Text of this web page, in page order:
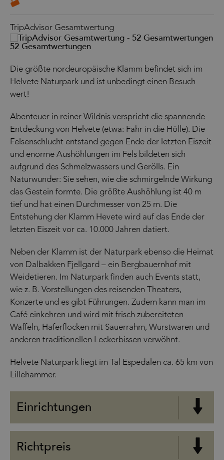
TripAdvisor Gesamtwertung
52 Gesamtwertungen
Die größte nordeuropäische Klamm befindet sich im
Helvete Naturpark und ist unbedingt einen Besuch
wert!
Abenteuer in reiner Wildnis verspricht die spannende
Entdeckung von Helvete (etwa: Fahr in die Hölle). Die
Felsenschlucht entstand gegen Ende der letzten Eiszeit
und enorme Aushöhlungen im Fels bildeten sich
aufgrund des Schmelzwassers und Gerölls. Ein
Naturwunder: Sie sehen, wie die schmirgelnde Wirkung
das Gestein formte. Die größte Aushöhlung ist 40 m
tief und hat einen Durchmesser von 25 m. Die
Entstehung der Klamm Hevete wird auf das Ende der
letzten Eiszeit vor ca. 10.000 Jahren datiert.
Neben der Klamm ist der Naturpark ebenso die Heimat
von Dalbakken Fjellgard – ein Bergbauernhof mit
Weidetieren. Im Naturpark finden auch Events statt,
wie z. B. Vorstellungen des reisenden Theaters,
Konzerte und es gibt Führungen. Zudem kann man im
Café einkehren und wird mit frisch zubereiteten
Waffeln, Haferflocken mit Sauerrahm, Wurstwaren und
anderen traditionellen Leckerbissen verwöhnt.
Helvete Naturpark liegt im Tal Espedalen ca. 65 km von
Lillehammer.
Einrichtungen
Richtpreis